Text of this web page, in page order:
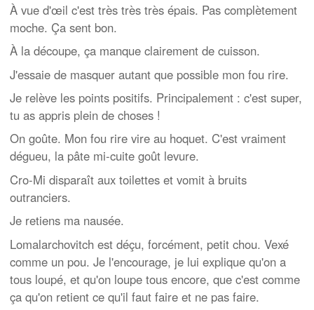
À vue d'œil c'est très très très épais. Pas complètement
moche. Ça sent bon.
À la découpe, ça manque clairement de cuisson.
J'essaie de masquer autant que possible mon fou rire.
Je relève les points positifs. Principalement : c'est super,
tu as appris plein de choses !
On goûte. Mon fou rire vire au hoquet. C'est vraiment
dégueu, la pâte mi-cuite goût levure.
Cro-Mi disparaît aux toilettes et vomit à bruits
outranciers.
Je retiens ma nausée.
Lomalarchovitch est déçu, forcément, petit chou. Vexé
comme un pou. Je l'encourage, je lui explique qu'on a
tous loupé, et qu'on loupe tous encore, que c'est comme
ça qu'on retient ce qu'il faut faire et ne pas faire.